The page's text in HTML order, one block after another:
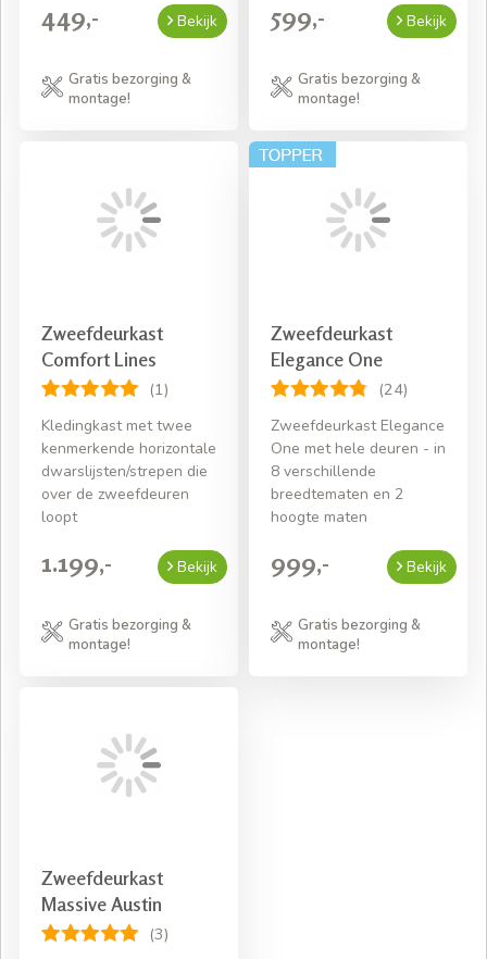
449,- Bekijk
Gratis bezorging &
montage!
599,- Bekijk
Gratis bezorging &
montage!
Zweefdeurkast
Comfort Lines
(1)
Kledingkast met twee
kenmerkende horizontale
dwarslijsten/strepen die
over de zweefdeuren
loopt
1.199,- Bekijk
Gratis bezorging &
montage!
Zweefdeurkast
Elegance One
(24)
Zweefdeurkast Elegance
One met hele deuren - in
8 verschillende
breedtematen en 2
hoogte maten
999,- Bekijk
Gratis bezorging &
montage!
Zweefdeurkast
Massive Austin
(3)